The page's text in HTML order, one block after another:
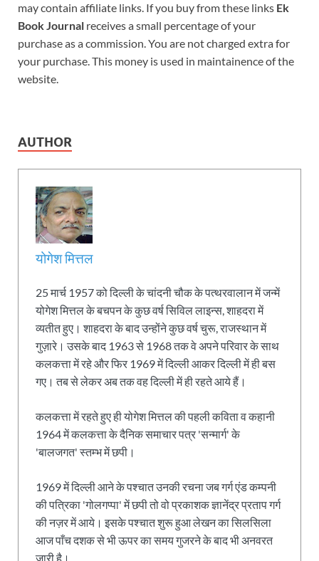
may contain affiliate links. If you buy from these links Ek
Book Journal receives a small percentage of your
purchase as a commission. You are not charged extra for
your purchase. This money is used in maintainence of the
website.
AUTHOR
योगेश मित्तल
25 मार्च 1957 को दिल्ली के चांदनी चौक के पत्थरवालान में जन्में
योगेश मित्तल के बचपन के कुछ वर्ष सिविल लाइन्स, शाहदरा में
व्यतीत हुए। शाहदरा के बाद उन्होंने कुछ वर्ष चुरू, राजस्थान में
गुज़ारे। उसके बाद 1963 से 1968 तक वे अपने परिवार के साथ
कलकत्ता में रहे और फिर 1969 में दिल्ली आकर दिल्ली में ही बस
गए। तब से लेकर अब तक वह दिल्ली में ही रहते आये हैं।
कलकत्ता में रहते हुए ही योगेश मित्तल की पहली कविता व कहानी
1964 में कलकत्ता के दैनिक समाचार पत्र 'सन्मार्ग' के
'बालजगत' स्तम्भ में छपी।
1969 में दिल्ली आने के पश्चात उनकी रचना जब गर्ग एंड कम्पनी
की पत्रिका 'गोलगप्पा' में छपी तो वो प्रकाशक ज्ञानेंद्र प्रताप गर्ग
की नज़र में आये। इसके पश्चात शुरू हुआ लेखन का सिलसिला
आज पाँच दशक से भी ऊपर का समय गुजरने के बाद भी अनवरत
ज़ारी है।